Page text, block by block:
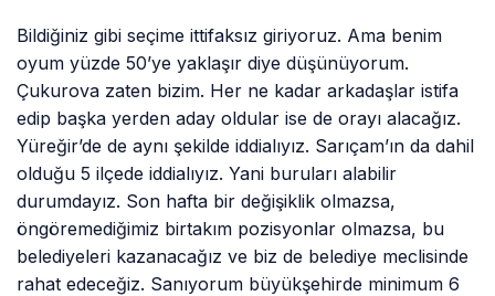
Bildiğiniz gibi seçime ittifaksız giriyoruz. Ama benim
oyum yüzde 50’ye yaklaşır diye düşünüyorum.
Çukurova zaten bizim. Her ne kadar arkadaşlar istifa
edip başka yerden aday oldular ise de orayı alacağız.
Yüreğir’de de aynı şekilde iddialıyız. Sarıçam’ın da dahil
olduğu 5 ilçede iddialıyız. Yani buruları alabilir
durumdayız. Son hafta bir değişiklik olmazsa,
öngöremediğimiz birtakım pozisyonlar olmazsa, bu
belediyeleri kazanacağız ve biz de belediye meclisinde
rahat edeceğiz. Sanıyorum büyükşehirde minimum 6